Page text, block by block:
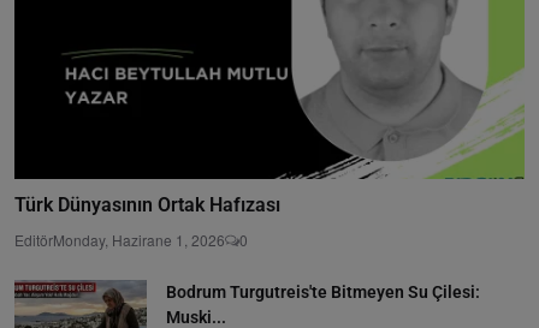
Türk Dünyasının Ortak Hafızası
EditörMonday, Hazirane 1, 2026 0
Bodrum Turgutreis'te Bitmeyen Su Çilesi:
Muski...